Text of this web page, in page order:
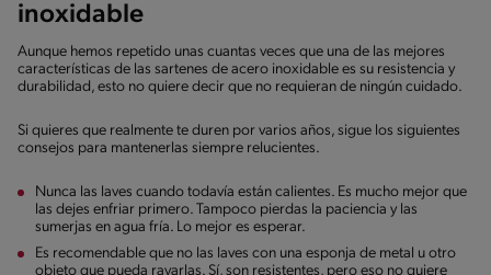
inoxidable
Aunque hemos repetido unas cuantas veces que una de las mejores
características de las sartenes de acero inoxidable es su resistencia y
durabilidad, esto no quiere decir que no requieran de ningún cuidado.
Si quieres que realmente te duren por varios años, sigue los siguientes
consejos para mantenerlas siempre relucientes.
Nunca las laves cuando todavía están calientes. Es mucho mejor que
las dejes enfriar primero. Tampoco pierdas la paciencia y las
sumerjas en agua fría. Lo mejor es esperar.
Es recomendable que no las laves con una esponja de metal u otro
objeto que pueda rayarlas. Sí, son resistentes, pero eso no quiere